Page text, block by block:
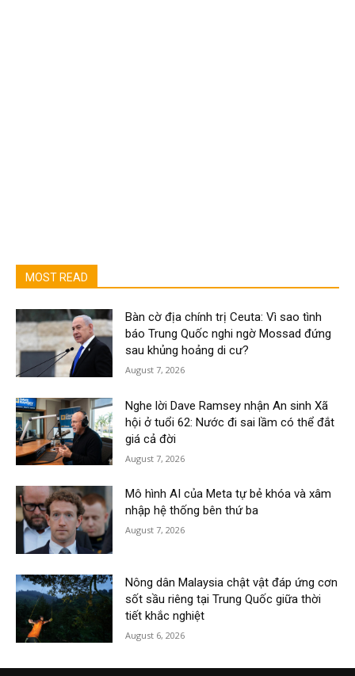
MOST READ
Bàn cờ địa chính trị Ceuta: Vì sao tình
báo Trung Quốc nghi ngờ Mossad đứng
sau khủng hoảng di cư?
August 7, 2026
Nghe lời Dave Ramsey nhận An sinh Xã
hội ở tuổi 62: Nước đi sai lầm có thể đắt
giá cả đời
August 7, 2026
Mô hình AI của Meta tự bẻ khóa và xâm
nhập hệ thống bên thứ ba
August 7, 2026
Nông dân Malaysia chật vật đáp ứng cơn
sốt sầu riêng tại Trung Quốc giữa thời
tiết khắc nghiệt
August 6, 2026